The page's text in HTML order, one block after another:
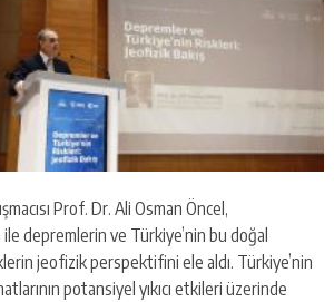
Prof. Dr. Ali Osman Öncel,
depremlerin ve Türkiye’nin bu doğal
jeofizik perspektifini ele aldı. Türkiye’nin
potansiyel yıkıcı etkileri üzerinde